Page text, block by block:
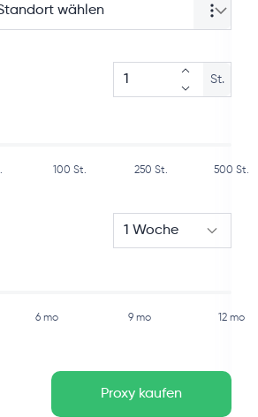
wählen
St.
100 St. 250 St. 500 St.
1 Woche
6 mo 9 mo 12 mo
Proxy kaufen